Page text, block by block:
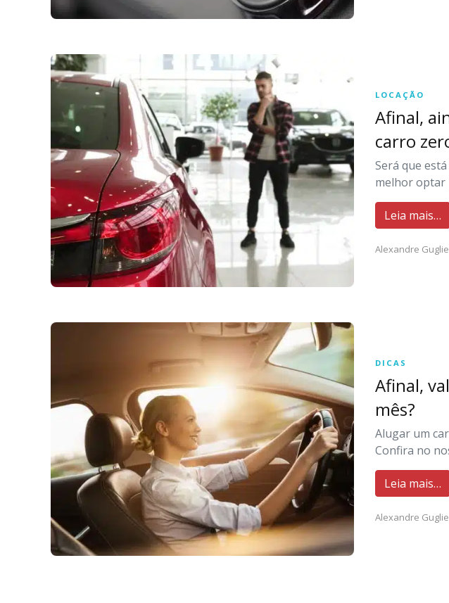
LOCAÇÃO
Afinal,
carro
Será que
melhor optar
Leia mais…
Alexandre
DICAS
Afinal,
mês?
Alugar um
Confira no
Leia mais…
Alexandre